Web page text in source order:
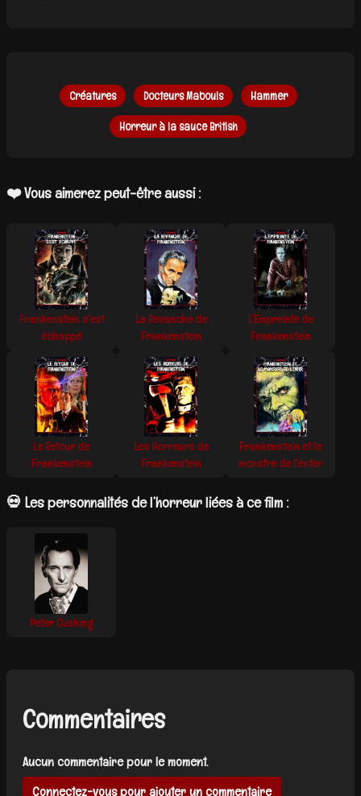
Créatures Docteurs Mabouls Hammer
Horreur à la sauce British
❤️ Vous aimerez peut-être aussi :
Frankenstein s’est
échappé
La Revanche de
Frankenstein
L’Empreinte de
Frankenstein
Le Retour de
Frankenstein
Les Horreurs de
Frankenstein
Frankenstein et le
monstre de l’enfer
💀 Les personnalités de l’horreur liées à ce film :
Peter Cushing
Commentaires
Aucun commentaire pour le moment.
Connectez-vous pour ajouter un commentaire